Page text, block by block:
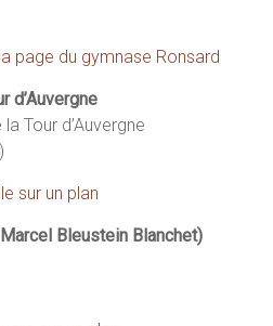
page du gymnase Ronsard
d’Auvergne
Tour d’Auvergne
sur un plan
Bleustein Blanchet)